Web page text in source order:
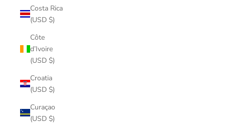
Costa Rica
(USD $)
Côte
d’Ivoire
(USD $)
Croatia
(USD $)
Curaçao
(USD $)